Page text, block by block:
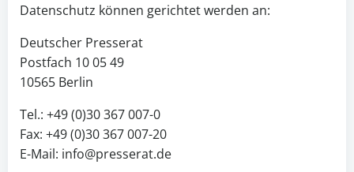
Datenschutz können gerichtet werden an:
Deutscher Presserat
Postfach 10 05 49
10565 Berlin
Tel.: +49 (0)30 367 007-0
Fax: +49 (0)30 367 007-20
E-Mail: info@presserat.de